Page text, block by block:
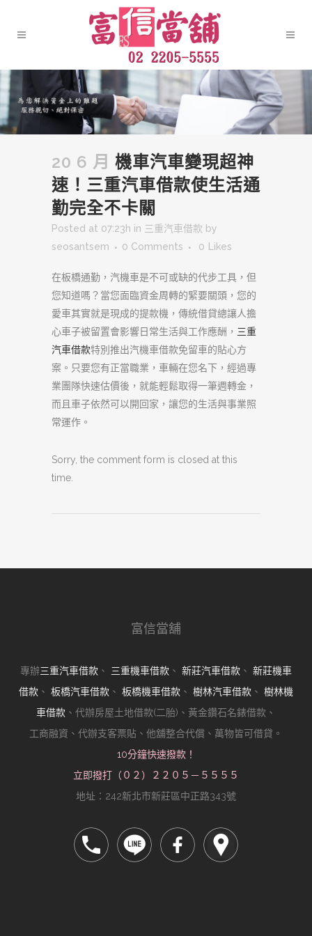
20 6 月 機車汽車變現超神
速！三重汽車借款使生活通
勤完全不卡關
Posted at 07:23h in 三重汽車借款 by
seosantsem
0 Comments 0 Likes
在板橋通勤，汽機車是不可或缺的代步工具，但
您知道嗎？當您面臨資金周轉的緊要關頭，您的
愛車其實就是現成的提款機，傳統借貸總讓人擔
心車子被留置會影響日常生活與工作應酬， 三重
汽車借款特別推出汽機車借款免留車的貼心方
案。只要您有正當職業，車輛在您名下，經過專
業團隊快速估價後，就能輕鬆取得一筆週轉金，
而且車子依然可以開回家，讓您的生活與事業照
常運作。
Sorry, the comment form is closed at this
time.
富信當舖
專辦三重汽車借款 、 三重機車借款 、 新莊汽車借款 、 新莊機車
借款 、 板橋汽車借款 、 板橋機車借款 、 樹林汽車借款 、 樹林機
車借款 、代辦房屋土地借款(二胎)、黃金鑽石名錶借款、
工商融資、代辦支客票貼、他舖整合代償、萬物皆可借貸。
10分鐘快速撥款！
立即撥打（０２）２２０５－５５５５
地址：242新北市新莊區中正路343號